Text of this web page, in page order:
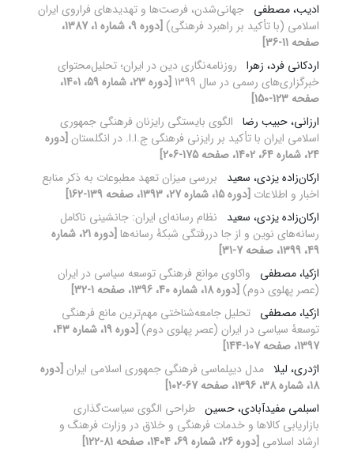
ادیب، مصطفی جهانی‌شدن، فرصت‌ها و تهدیدهای فراروی ایران
اسلامی (با تأکید بر راهبرد فرهنگی)
[دوره 9، شماره 1، 1387،
صفحه 11-36]
اردکانی فرد، زهرا روزنامه‌نگاری دین در ایران؛ تحلیل‌محتوای
خبرگزاری‌های رسمی در سال 1399
[دوره 23، شماره 59، 1401،
صفحه 123-150]
ارزانی، حبیب رضا الگوی بایستگی رایزنان فرهنگی جمهوری
اسلامی ایران با تأکید بر رایزنی فرهنگی ج.ا.ا. در انگلستان [دوره
24، شماره 64، 1402، صفحه 175-206]
ارکان‌زاده یزدی، سعید
بررسی میزان تعهد مطبوعات به ذکر منابع
اخبار و اطلاعات [دوره 15، شماره 27، 1393، صفحه 139-162]
ارکان‌زاده یزدی، سعید
نظام رسانه‌ای ایران: جانشینی ناکامل
رسانه‌های نوین و از جا دررفتگی شبکۀ رسانه‌ها
[دوره 21، شماره
49، 1399، صفحه 7-31]
ازکیا، مصطفی
واکاوی موانع فرهنگی توسعه سیاسی در ایران
(عصر پهلوی دوم) [دوره 18، شماره 40، 1396، صفحه 1-32]
ازکیا، مصطفی تحلیل جامعه‌شناختی مهم‌ترین مانع فرهنگی
توسعۀ سیاسی در ایران (عصر پهلوی دوم)
[دوره 19، شماره 43،
1397، صفحه 107-144]
اژدری، لیلا مدل دیپلماسی فرهنگی جمهوری اسلامی ایران [دوره
18، شماره 38، 1396، صفحه 67-102]
اسبلمی مفیدآبادی، حسین طراحی الگوی سیاست‌گذاری
بازاریابی کالاها و خدمات فرهنگی و خلاق در وزارت فرهنگ و
ارشاد اسلامی [دوره 26، شماره 69، 1404، صفحه 81-122]